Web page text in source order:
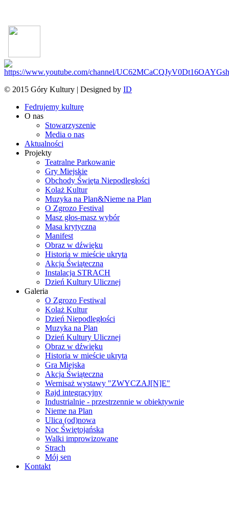
© 2015 Góry Kultury | Designed by ID
Fedrujemy kulturę
O nas
Stowarzyszenie
Media o nas
Aktualności
Projekty
Teatralne Parkowanie
Gry Miejskie
Obchody Święta Niepodległości
Kolaż Kultur
Muzyka na Plan&Nieme na Plan
O Zgrozo Festival
Masz głos-masz wybór
Masa krytyczna
Manifest
Obraz w dźwięku
Historia w mieście ukryta
Akcja Świąteczna
Instalacja STRACH
Dzień Kultury Ulicznej
Galeria
O Zgrozo Festiwal
Kolaż Kultur
Dzień Niepodległości
Muzyka na Plan
Dzień Kultury Ulicznej
Obraz w dźwięku
Historia w mieście ukryta
Gra Miejska
Akcja Świąteczna
Wernisaż wystawy "ZWYCZAJ[N]E"
Rajd integracyjny
Industrialnie - przestrzennie w obiektywnie
Nieme na Plan
Ulica (od)nowa
Noc Świętojańska
Walki improwizowane
Strach
Mój sen
Kontakt